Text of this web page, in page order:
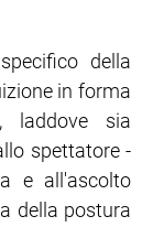
della
in forma
laddove sia
spettatore -
e all'ascolto
della postura